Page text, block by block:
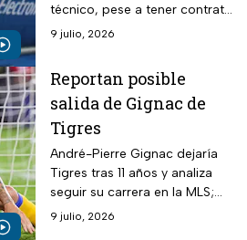
técnico, pese a tener contrato
vigente; deja al club tras
Concachampions 2027.
9 julio, 2026
Reportan posible
salida de Gignac de
Tigres
André-Pierre Gignac dejaría
Tigres tras 11 años y analiza
seguir su carrera en la MLS;
Orlando City sería una
9 julio, 2026